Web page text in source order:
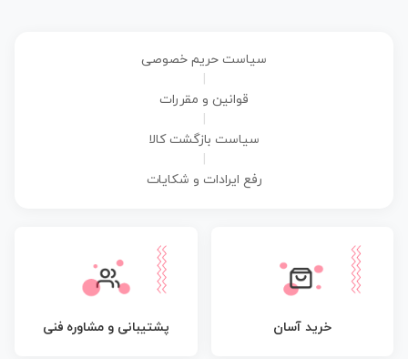
سیاست حریم خصوصی
قوانین و مقررات
سیاست بازگشت کالا
رفع ایرادات و شکایات
خرید آسان پشتیبانی و مشاوره فنی